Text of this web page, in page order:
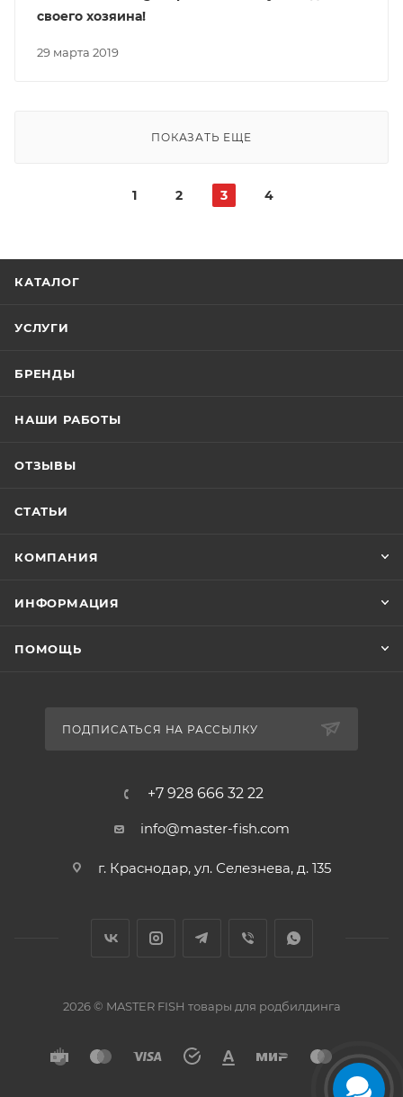
29 марта 2019
своего хозяина!
ПОКАЗАТЬ ЕЩЕ
1 2 3 4
КАТАЛОГ
УСЛУГИ
БРЕНДЫ
НАШИ РАБОТЫ
ОТЗЫВЫ
СТАТЬИ
КОМПАНИЯ
ИНФОРМАЦИЯ
ПОМОЩЬ
ПОДПИСАТЬСЯ НА РАССЫЛКУ
+7 928 666 32 22
info@master-fish.com
г. Краснодар, ул. Селезнева, д. 135
2026 © MASTER FISH товары для родбилдинга